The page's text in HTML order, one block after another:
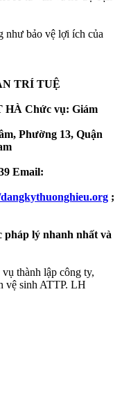
như bảo vệ lợi ích của
TRÍ TUỆ
HÀ Chức vụ: Giám
Phường 13, Quận
Email:
;
pháp lý nhanh nhất và
thành lập công ty,
vệ sinh ATTP. LH